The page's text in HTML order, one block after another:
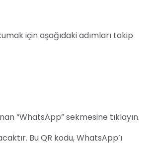
için aşağıdaki adımları takip
“WhatsApp” sekmesine tıklayın.
Bu QR kodu, WhatsApp’ı